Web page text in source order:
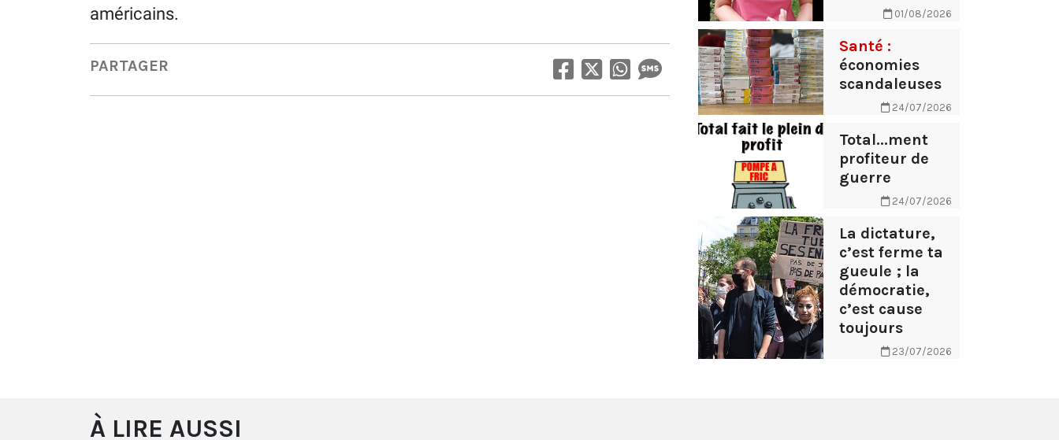
américains.
PARTAGER
01/08/2026
Santé :
économies
scandaleuses
24/07/2026
Total...ment
profiteur de
guerre
24/07/2026
La dictature,
c’est ferme ta
gueule ; la
démocratie,
c’est cause
toujours
23/07/2026
À LIRE AUSSI